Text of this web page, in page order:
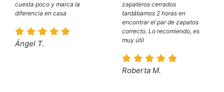
cuesta poco y marca la
diferencia en casa
Ángel T.
zapateros cerrados
tardábamos 2 horas en
encontrar el par de zapatos
correcto. Lo recomiendo, es
muy útil
Roberta M.